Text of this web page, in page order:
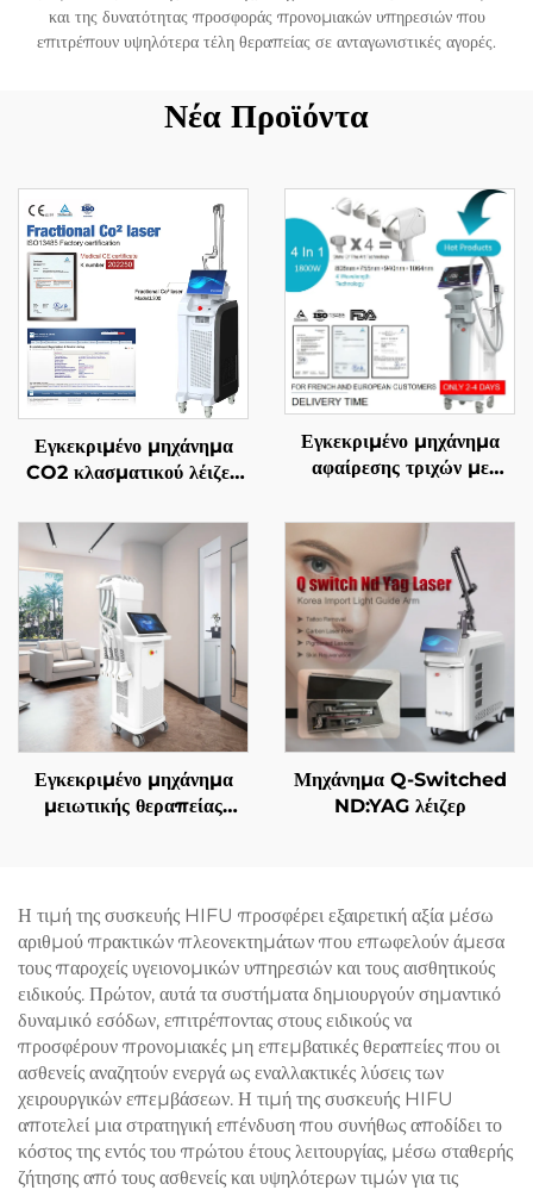
και της δυνατότητας προσφοράς προνομιακών υπηρεσιών που
επιτρέπουν υψηλότερα τέλη θεραπείας σε ανταγωνιστικές αγορές.
Νέα Προϊόντα
Εγκεκριμένο μηχάνημα
CO2 κλασματικού λέιζερ
MMDSAP
Εγκεκριμένο μηχάνημα
αφαίρεσης τριχών με
αντικαθιστώμενες επαφές,
600 W, 1200 W, 1800
W, 3000 W, και μήκη
κύματος 755 nm, 808
nm, 940 nm, 1064 nm,
σύμφωνα με τις
προδιαγραφές MDR, FDA,
MDSAP
Εγκεκριμένο μηχάνημα
μειωτικής θεραπείας
1060 nm για
αναδιαμόρφωση και
λιπόλυση του σώματος
Μηχάνημα Q-Switched
ND:YAG λέιζερ
Η τιμή της συσκευής HIFU προσφέρει εξαιρετική αξία μέσω
αριθμού πρακτικών πλεονεκτημάτων που επωφελούν άμεσα
τους παροχείς υγειονομικών υπηρεσιών και τους αισθητικούς
ειδικούς. Πρώτον, αυτά τα συστήματα δημιουργούν σημαντικό
δυναμικό εσόδων, επιτρέποντας στους ειδικούς να
προσφέρουν προνομιακές μη επεμβατικές θεραπείες που οι
ασθενείς αναζητούν ενεργά ως εναλλακτικές λύσεις των
χειρουργικών επεμβάσεων. Η τιμή της συσκευής HIFU
αποτελεί μια στρατηγική επένδυση που συνήθως αποδίδει το
κόστος της εντός του πρώτου έτους λειτουργίας, μέσω σταθερής
ζήτησης από τους ασθενείς και υψηλότερων τιμών για τις